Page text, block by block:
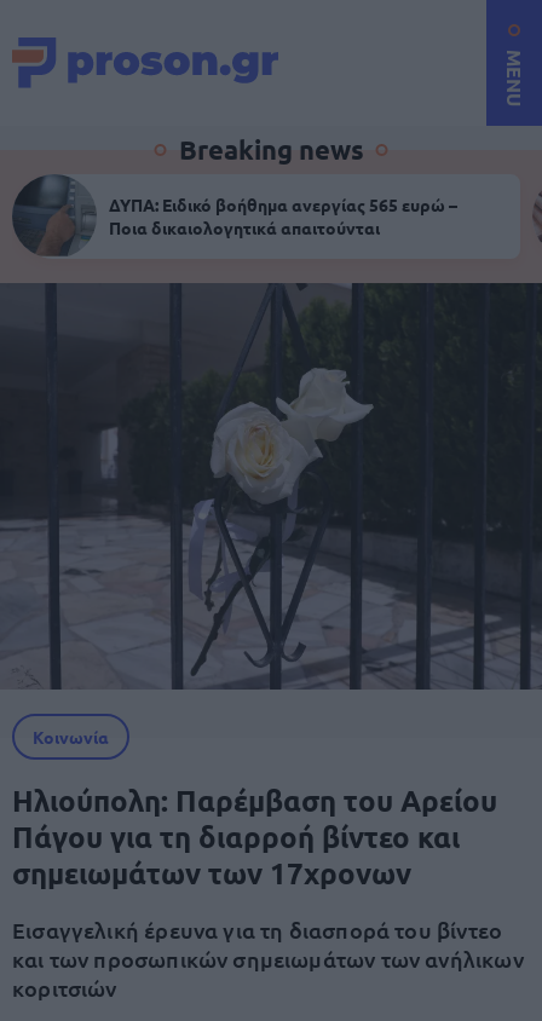
MENU
Breaking news
ΔΥΠΑ: Ειδικό βοήθημα ανεργίας 565 ευρώ –
Ποια δικαιολογητικά απαιτούνται
Κοινωνία
Ηλιούπολη: Παρέμβαση του Αρείου
Πάγου για τη διαρροή βίντεο και
σημειωμάτων των 17χρονων
Εισαγγελική έρευνα για τη διασπορά του βίντεο
και των προσωπικών σημειωμάτων των ανήλικων
κοριτσιών